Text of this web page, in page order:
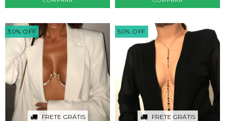
30% OFF
FRETE GRÁTIS
50% OFF
FRETE GRÁTIS